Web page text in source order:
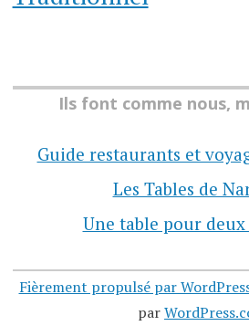
Ils font comme nous,
Guide restaurants et
Les Tables de
Une table pour deux
Fièrement propulsé par
par